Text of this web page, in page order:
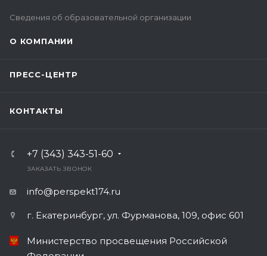
Сведения об образовательной организации
О КОМПАНИИ
ПРЕСС-ЦЕНТР
КОНТАКТЫ
+7 (343) 343-51-60
ЗАКАЗАТЬ ЗВОНОК
info@perspekt174.ru
г. Екатеринбург, ул. Фурманова, 109, офис 601
Министерство просвещения Российской